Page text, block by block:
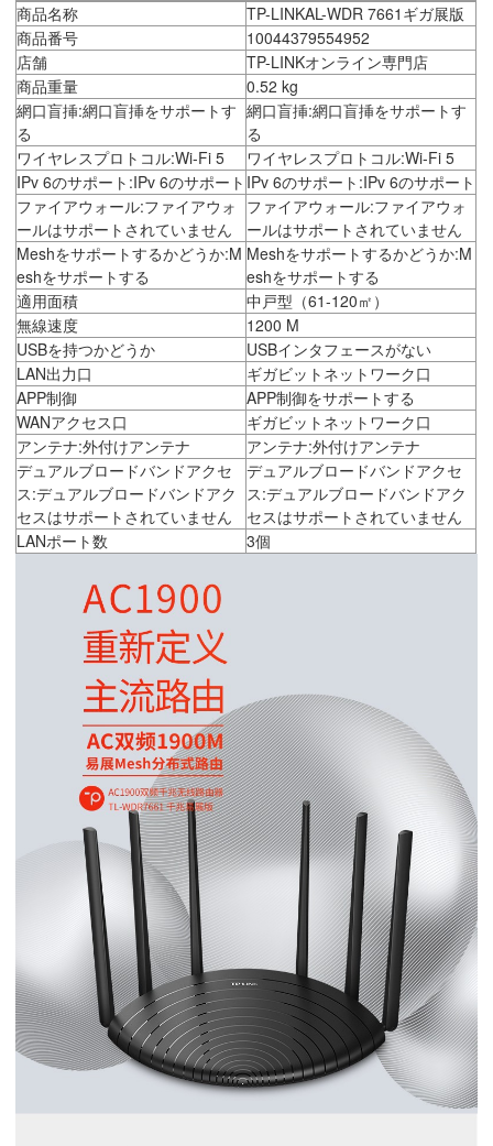
商品名称
TP-LINKAL-WDR 7661ギガ展版
商品番号
10044379554952
店舗
TP-LINKオンライン専門店
商品重量
0.52 kg
網口盲挿:網口盲挿をサポートす
る
網口盲挿:網口盲挿をサポートす
る
ワイヤレスプロトコル:Wi-Fi 5
ワイヤレスプロトコル:Wi-Fi 5
IPv 6のサポート:IPv 6のサポート IPv 6のサポート:IPv 6のサポート
ファイアウォール:ファイアウォ
ールはサポートされていません
ファイアウォール:ファイアウォ
ールはサポートされていません
Meshをサポートするかどうか:M
eshをサポートする
Meshをサポートするかどうか:M
eshをサポートする
適用面積
中戸型（61-120㎡）
無線速度
1200 M
USBを持つかどうか
USBインタフェースがない
LAN出力口
ギガビットネットワーク口
APP制御
APP制御をサポートする
WANアクセス口
ギガビットネットワーク口
アンテナ:外付けアンテナ
アンテナ:外付けアンテナ
デュアルブロードバンドアクセ
ス:デュアルブロードバンドアク
セスはサポートされていません
デュアルブロードバンドアクセ
ス:デュアルブロードバンドアク
セスはサポートされていません
LANポート数
3個